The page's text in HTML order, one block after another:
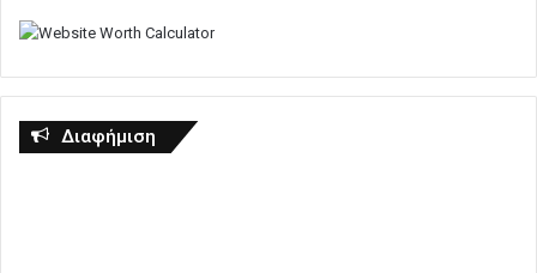
Διαφήμιση